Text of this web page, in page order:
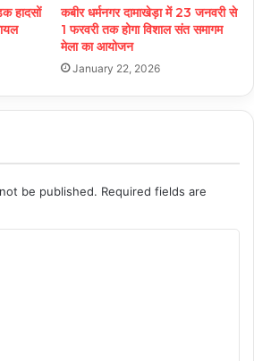
हादसों
कबीर धर्मनगर दामाखेड़ा में 23 जनवरी से
1 फरवरी तक होगा विशाल संत समागम
मेला का आयोजन
January 22, 2026
be published. Required fields are